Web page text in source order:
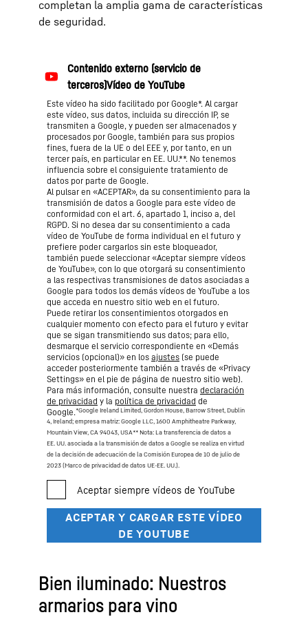
completan la amplia gama de características
de seguridad.
Este vídeo ha sido facilitado por Google*. Al cargar
este vídeo, sus datos, incluida su dirección IP, se
transmiten a Google, y pueden ser almacenados y
procesados por Google, también para sus propios
fines, fuera de la UE o del EEE y, por tanto, en un
tercer país, en particular en EE. UU.**. No tenemos
influencia sobre el consiguiente tratamiento de
datos por parte de Google.
Al pulsar en «ACEPTAR», da su consentimiento para la
transmisión de datos a Google para este vídeo de
conformidad con el art. 6, apartado 1, inciso a, del
RGPD. Si no desea dar su consentimiento a cada
vídeo de YouTube de forma individual en el futuro y
prefiere poder cargarlos sin este bloqueador,
también puede seleccionar «Aceptar siempre vídeos
de YouTube», con lo que otorgará su consentimiento
a las respectivas transmisiones de datos asociadas a
Google para todos los demás vídeos de YouTube a los
que acceda en nuestro sitio web en el futuro.
Puede retirar los consentimientos otorgados en
cualquier momento con efecto para el futuro y evitar
que se sigan transmitiendo sus datos; para ello,
desmarque el servicio correspondiente en «Demás
servicios (opcional)» en los ajustes (se puede
acceder posteriormente también a través de «Privacy
Settings» en el pie de página de nuestro sitio web).
Para más información, consulte nuestra declaración
de privacidad y la política de privacidad de
Google.*Google Ireland Limited, Gordon House, Barrow Street, Dublin
4, Ireland; empresa matriz: Google LLC, 1600 Amphitheatre Parkway,
Mountain View, CA 94043, USA** Nota: La transferencia de datos a
EE. UU. asociada a la transmisión de datos a Google se realiza en virtud
de la decisión de adecuación de la Comisión Europea de 10 de julio de
2023 (Marco de privacidad de datos UE-EE. UU.).
Bien iluminado: Nuestros
armarios para vino